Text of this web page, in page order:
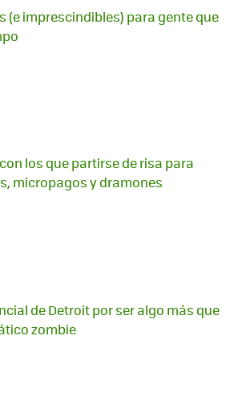
(e imprescindibles) para gente que
los que partirse de risa para
micropagos y dramones
de Detroit por ser algo más que
zombie